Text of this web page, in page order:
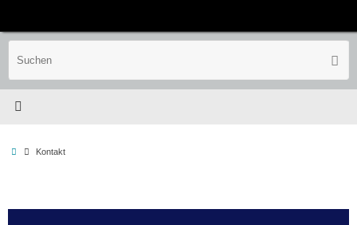
springen
StartKontakt